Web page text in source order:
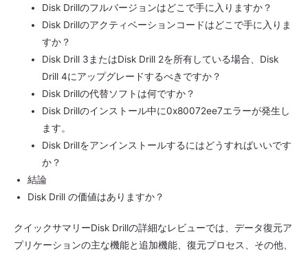
Disk Drillのフルバージョンはどこで手に入りますか？
Disk Drillのアクティベーションコードはどこで手に入りま
すか？
Disk Drill 3またはDisk Drill 2を所有している場合、Disk
Drill 4にアップグレードするべきですか？
Disk Drillの代替ソフトは何ですか？
Disk Drillのインストール中に0x80072ee7エラーが発生し
ます。
Disk Drillをアンインストールするにはどうすればいいです
か？
結論
Disk Drill の価値はありますか？
クイックサマリーDisk Drillの詳細なレビューでは、データ復元ア
プリケーションの主な機能と追加機能、復元プロセス、その他、